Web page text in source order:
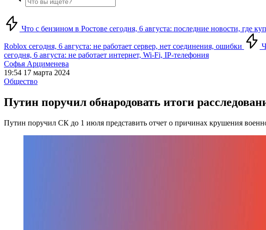
Что с бензином в Ростове сегодня, 6 августа: последние новости, где
Roblox сегодня, 6 августа: не работает сервер, нет соединения, ошибки
сегодня, 6 августа: не работает интернет, Wi-Fi, IP-телефония
Софья Арцименева
19:54 17 марта 2024
Общество
Путин поручил обнародовать итоги
Путин поручил СК до 1 июля представить отчет о причинах крушения